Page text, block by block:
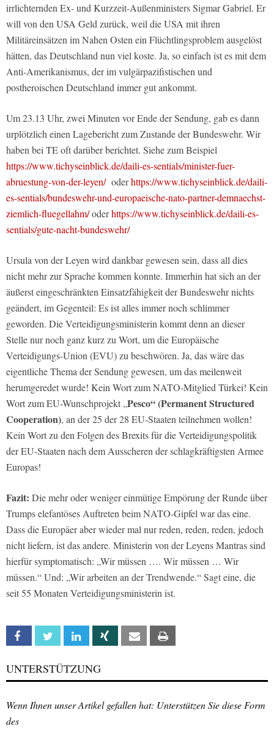
irrlichternden Ex- und Kurzzeit-Außenministers Sigmar Gabriel. Er
will von den USA Geld zurück, weil die USA mit ihren
Militäreinsätzen im Nahen Osten ein Flüchtlingsproblem ausgelöst
hätten, das Deutschland nun viel koste. Ja, so einfach ist es mit dem
Anti-Amerikanismus, der im vulgärpazifistischen und
postheroischen Deutschland immer gut ankommt.
Um 23.13 Uhr, zwei Minuten vor Ende der Sendung, gab es dann
urplötzlich einen Lagebericht zum Zustande der Bundeswehr. Wir
haben bei TE oft darüber berichtet. Siehe zum Beispiel
https://www.tichyseinblick.de/daili-es-sentials/minister-fuer-
abruestung-von-der-leyen/oderhttps://www.tichyseinblick.de/daili-
es-sentials/bundeswehr-und-europaeische-nato-partner-demnaechst-
ziemlich-fluegellahm/oderhttps://www.tichyseinblick.de/daili-es-
sentials/gute-nacht-bundeswehr/
Ursula von der Leyen wird dankbar gewesen sein, dass all dies
nicht mehr zur Sprache kommen konnte. Immerhin hat sich an der
äußerst eingeschränkten Einsatzfähigkeit der Bundeswehr nichts
geändert, im Gegenteil: Es ist alles immer noch schlimmer
geworden. Die Verteidigungsministerin kommt denn an dieser
Stelle nur noch ganz kurz zu Wort, um die Europäische
Verteidigungs-Union (EVU) zu beschwören. Ja, das wäre das
eigentliche Thema der Sendung gewesen, um das meilenweit
herumgeredet wurde! Kein Wort zum NATO-Mitglied Türkei! Kein
Wort zum EU-Wunschprojekt „Pesco“ (Permanent Structured
Cooperation), an der 25 der 28 EU-Staaten teilnehmen wollen!
Kein Wort zu den Folgen des Brexits für die Verteidigungspolitik
der EU-Staaten nach dem Ausscheren der schlagkräftigsten Armee
Europas!
Fazit: Die mehr oder weniger einmütige Empörung der Runde über
Trumps elefantöses Auftreten beim NATO-Gipfel war das eine.
Dass die Europäer aber wieder mal nur reden, reden, reden, jedoch
nicht liefern, ist das andere. Ministerin von der Leyens Mantras sind
hierfür symptomatisch: „Wir müssen …. Wir müssen … Wir
müssen.“ Und: „Wir arbeiten an der Trendwende.“ Sagt eine, die
seit 55 Monaten Verteidigungsministerin ist.
Facebook Twitter Linkedin Xing Email
UNTERSTÜTZUNG
Wenn Ihnen unser Artikel gefallen hat: Unterstützen Sie diese Form
des